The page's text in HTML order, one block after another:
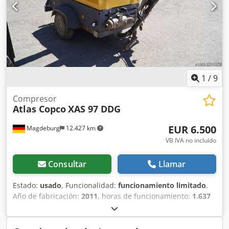
1 /9
Magdeburg 12.427 km
Compresor
Atlas CopcoXAS 97 DDG
EUR 6.500
VB IVA no incluído
Consultar Llamar
Estado: usado, Funcionalidad: funcionamiento limitado,
Año de fabricación: 2011, horas de funcionamiento: 1.637
, Compresor Atlas Copco XAS 97 DDG, año de fabricación
2011, 1637 horas de funcionamiento, caudal 5,3 m³,